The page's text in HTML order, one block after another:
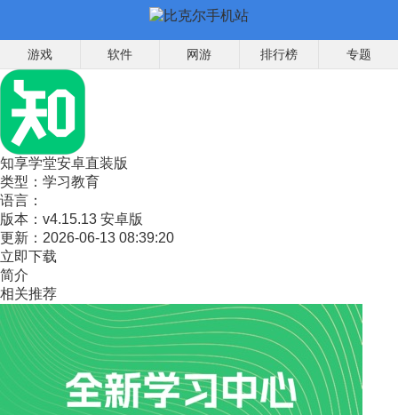
游戏 软件 网游 排行榜 专题
知享学堂安卓直装版
类型： 学习教育
语言：
版本： v4.15.13 安卓版
更新： 2026-06-13 08:39:20
立即下载
简介
相关推荐